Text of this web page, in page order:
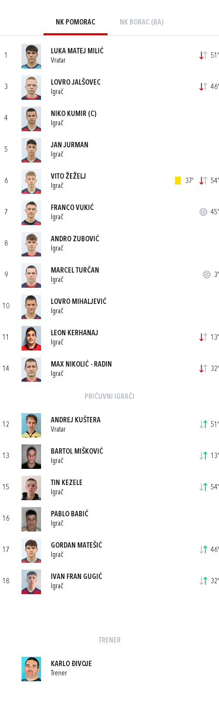
NK POMORAC NK BORAC (BA)
1
LUKA MATEJ MILIĆ
Vratar
51'
3
LOVRO JALŠOVEC
Igrač
46'
4
NIKO KUMIR (C)
Igrač
5
JAN JURMAN
Igrač
6
VITO ŽEŽELJ
Igrač
37' 54'
7
FRANCO VUKIĆ
Igrač
45'
8
ANDRO ZUBOVIĆ
Igrač
9
MARCEL TURČAN
Igrač
3'
10
LOVRO MIHALJEVIĆ
Igrač
11
LEON KERHANAJ
Igrač
13'
14
MAX NIKOLIĆ - RADIN
Igrač
32'
PRIČUVNI IGRAČI
12
ANDREJ KUŠTERA
Vratar
51'
13
BARTOL MIŠKOVIĆ
Igrač
13'
15
TIN KEZELE
Igrač
54'
16
PABLO BABIĆ
Igrač
17
GORDAN MATEŠIĆ
Igrač
46'
18
IVAN FRAN GUGIĆ
Igrač
32'
TRENER
KARLO ĐIVOJE
Trener